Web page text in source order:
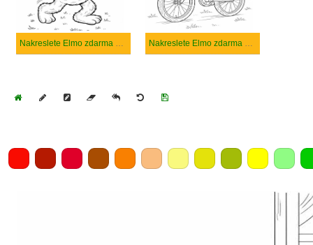
Nakreslete Elmo zdarma snadný Nakreslete Elmo zdarma pro děti